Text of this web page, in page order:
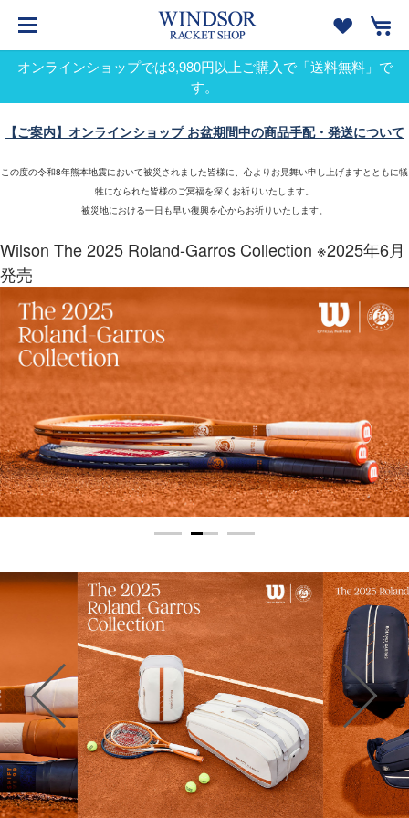
オンラインショップでは3,980円以上ご購入で「送料無料」で
す。
【ご案内】オンラインショップ お盆期間中の商品手配・発送について
この度の令和8年熊本地震において被災されました皆様に、心よりお見舞い申し上げますとともに犠
牲になられた皆様のご冥福を深くお祈りいたします。
被災地における一日も早い復興を心からお祈りいたします。
Wilson The 2025 Roland-Garros Collection ※2025年6月
発売
1